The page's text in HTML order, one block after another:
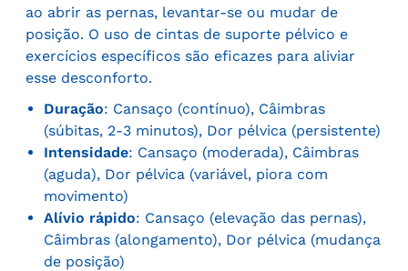
ao abrir as pernas, levantar-se ou mudar de
posição. O uso de cintas de suporte pélvico e
exercícios específicos são eficazes para aliviar
esse desconforto.
Duração: Cansaço (contínuo), Câimbras
(súbitas, 2-3 minutos), Dor pélvica (persistente)
Intensidade: Cansaço (moderada), Câimbras
(aguda), Dor pélvica (variável, piora com
movimento)
Alívio rápido: Cansaço (elevação das pernas),
Câimbras (alongamento), Dor pélvica (mudança
de posição)